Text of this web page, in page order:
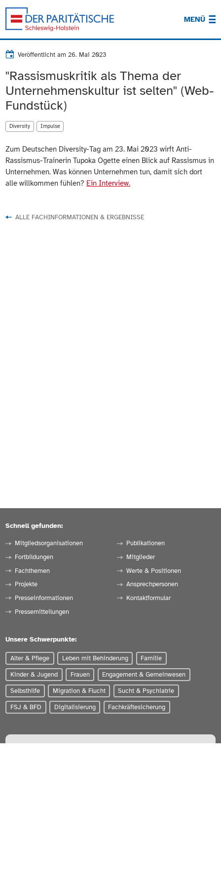
MENÜ
Veröffentlicht am26. Mai 2023
"Rassismuskritik als Thema der
Unternehmenskultur ist selten" (Web-
Fundstück)
Diversity Impulse
Zum Deutschen Diversity-Tag am 23. Mai 2023 wirft Anti-
Rassismus-Trainerin Tupoka Ogette einen Blick auf Rassismus in
Unternehmen. Was können Unternehmen tun, damit sich dort
alle willkommen fühlen? Ein Interview.
ALLE FACHINFORMATIONEN & ERGEBNISSE
Schnell gefunden:
Mitgliedsorganisationen
Fortbildungen
Fachthemen
Projekte
Presseinformationen
Pressemitteilungen
Publikationen
Mitglieder
Werte & Positionen
Ansprechpersonen
Kontaktformular
Unsere Schwerpunkte:
Alter & Pflege Leben mit Behinderung Familie
Kinder & Jugend Frauen Engagement & Gemeinwesen
Selbsthilfe Migration & Flucht Sucht & Psychiatrie
FSJ & BFD Digitalisierung Fachkräftesicherung